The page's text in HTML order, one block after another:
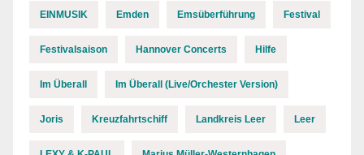
EINMUSIK Emden Emsüberführung Festival
Festivalsaison Hannover Concerts Hilfe
Im Überall Im Überall (Live/Orchester Version)
Joris Kreuzfahrtschiff Landkreis Leer Leer